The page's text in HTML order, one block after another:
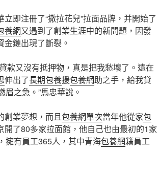
即注冊了“撒拉花兒”拉面品牌，并開始了
養網又遇到了創業生涯中的新問題，因發
金鏈出現了斷裂。
款又沒有抵押物，真是把我愁壞了。遠在
伸出了長期包養援包養網助之手，給我貸
之急。”馬忠華說。
創業夢想，而且包養網單次當年他從家包
開了80多家拉面館，他自己也由最初的1家
擁有員工365人，其中青海包養網籍員工